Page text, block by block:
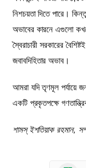
নিশচয়তা দিতে পারে।
অভাবের কারনে এগুলো
স্বৈরাচারী সরকারের
জবাবদিহিতার অভাব।
আমরা যদি তৃণমূল পর্যায়ে
একটি প্রকৃতপক্ষে
শামস্ ইশতিয়াক রহমান,